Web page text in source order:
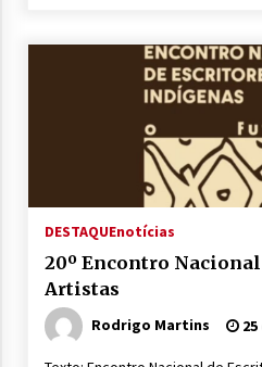
DESTAQUEnotícias
20º Encontro
Artistas
Rodrigo Martins 25